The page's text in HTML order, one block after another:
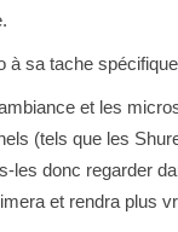
à sa tache
et les
(tels que les
les donc regarder
et rendra plus